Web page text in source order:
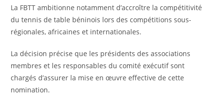
La FBTT ambitionne notamment d’accroître la compétitivité
du tennis de table béninois lors des compétitions sous-
régionales, africaines et internationales.
La décision précise que les présidents des associations
membres et les responsables du comité exécutif sont
chargés d’assurer la mise en œuvre effective de cette
nomination.